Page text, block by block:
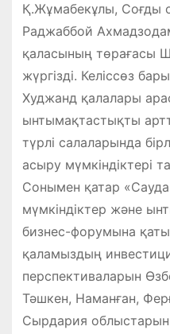
Қ.Жұмабекұлы, Соғды
Раджаббой
қаласының төрағасы
жүргізді. Келіссөз
Худжанд қалалары
ынтымақтастықты
түрлі салаларында
асыру мүмкіндіктері
Сонымен қатар
мүмкіндіктер және
бизнес-форумына
қаламыздың
перспективаларын
Тәшкен, Наманған,
Сырдария